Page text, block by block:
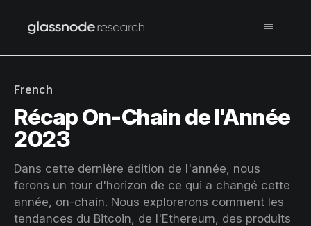
French
Récap On-Chain de l'Année
2023
Dans cette dernière édition de l'année, nous
ferons un tour d'horizon de ce qui a changé cette
année, on-chain. Nous explorerons comment les
tendances du Bitcoin, de l'Ethereum, des produits